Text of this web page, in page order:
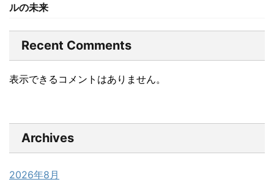
ルの未来
Recent Comments
表示できるコメントはありません。
Archives
2026年8月